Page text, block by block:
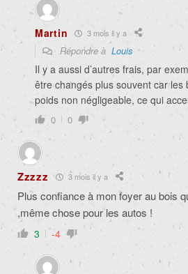
Martin 3 mois il y a
Répondre à Louis
Il y a aussi d’autres frais, par
être changés plus souvent car les
poids non négligeable, ce qui
0 0
Zzzzz 3 mois il y a
Plus confiance à mon foyer au bois
,même chose pour les autos !
3 -4